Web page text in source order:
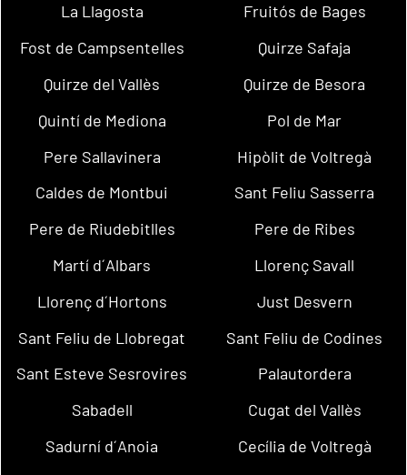
La Llagosta
Fruitós de Bages
Fost de Campsentelles
Quirze Safaja
Quirze del Vallès
Quirze de Besora
Quintí de Mediona
Pol de Mar
Pere Sallavinera
Hipòlit de Voltregà
Caldes de Montbui
Sant Feliu Sasserra
Pere de Riudebitlles
Pere de Ribes
Martí d´Albars
Llorenç Savall
Llorenç d´Hortons
Just Desvern
Sant Feliu de Llobregat
Sant Feliu de Codines
Sant Esteve Sesrovires
Palautordera
Sabadell
Cugat del Vallès
Sadurní d´Anoia
Cecília de Voltregà